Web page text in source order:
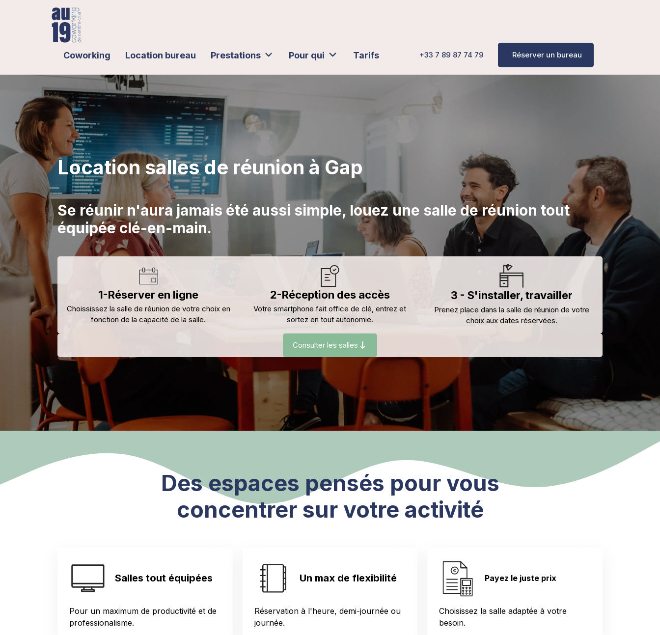
Coworking Location bureau Prestations Pour qui Tarifs +33 7 89 87 74 79 Réserver un bureau
Location salles de réunion à Gap
Se réunir n'aura jamais été aussi simple, louez une salle de réunion tout
équipée clé-en-main.
1-Réserver en ligne
Choississez la salle de réunion de votre choix en
fonction de la capacité de la salle.
2-Réception des accès
Votre smartphone fait office de clé, entrez et
sortez en tout autonomie.
3 - S'installer, travailler
Prenez place dans la salle de réunion de votre
choix aux dates réservées.
Consulter les salles
Des espaces pensés pour vous
concentrer sur votre activité
Salles tout équipées
Pour un maximum de productivité et de
professionalisme.
Un max de flexibilité
Réservation à l'heure, demi-journée ou
journée.
Payez le juste prix
Choisissez la salle adaptée à votre
besoin.